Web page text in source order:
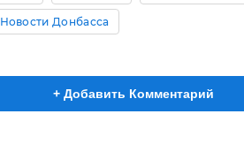
Новости Донбасса
+ Добавить Комментарий